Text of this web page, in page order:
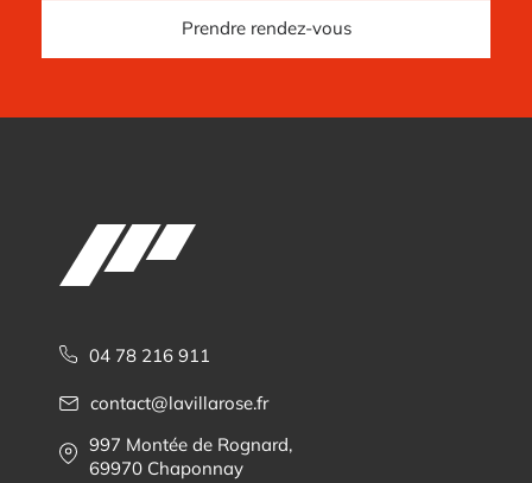
04 78 216 911
contact@lavillarose.fr
997 Montée de Rognard,
69970 Chaponnay